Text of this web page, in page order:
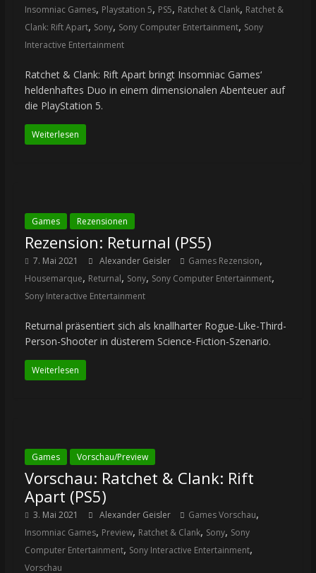
Insomniac Games, Playstation 5, PS5, Ratchet & Clank, Ratchet &
Clank: Rift Apart, Sony, Sony Computer Entertainment, Sony
Interactive Entertainment
Ratchet & Clank: Rift Apart bringt Insomniac Games‘
heldenhaftes Duo in einem dimensionalen Abenteuer auf
die PlayStation 5.
Weiterlesen
Games Rezensionen
Rezension: Returnal (PS5)
7. Mai 2021 Alexander Geisler Games Rezension,
Housemarque, Returnal, Sony, Sony Computer Entertainment,
Sony Interactive Entertainment
Returnal präsentiert sich als knallharter Rogue-Like-Third-
Person-Shooter in düsterem Science-Fiction-Szenario.
Weiterlesen
Games Vorschau/Preview
Vorschau: Ratchet & Clank: Rift
Apart (PS5)
3. Mai 2021 Alexander Geisler Games Vorschau,
Insomniac Games, Preview, Ratchet & Clank, Sony, Sony
Computer Entertainment, Sony Interactive Entertainment,
Vorschau